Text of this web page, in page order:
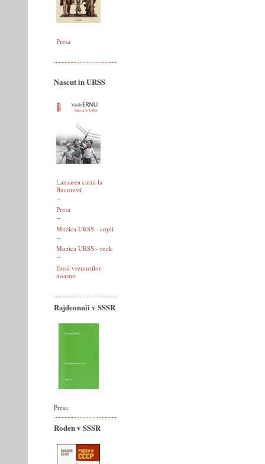
Presa
Nascut in URSS
Lansarea cartii la
Bucuresti
Presa
Muzica URSS - copii
Muzica URSS - rock
Eroii vremurilor
noastre
Rajdeonnîi v SSSR
Presa
Roden v SSSR